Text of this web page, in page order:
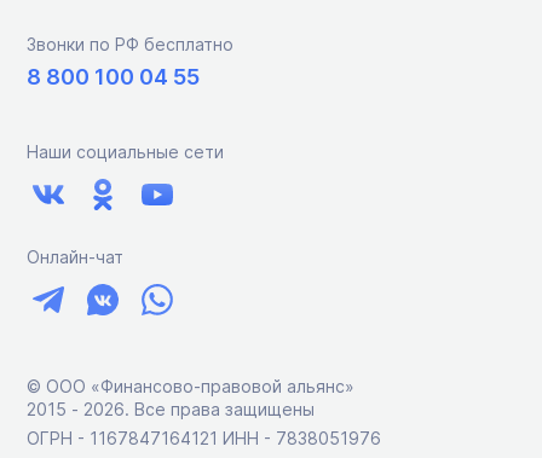
Звонки по РФ бесплатно
8 800 100 04 55
Наши социальные сети
Онлайн-чат
© ООО «Финансово-правовой альянс»
2015 ‑ 2026. Все права защищены
ОГРН - 1167847164121 ИНН - 7838051976